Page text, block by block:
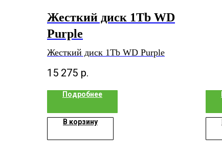
Жесткий диск 1Tb WD
Purple
Жесткий диск 1Tb WD Purple
15 275 р.
Подробнее
В корзину